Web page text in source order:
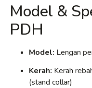
Model &
PDH
Model: Lengan
Kerah: Kerah
(stand collar)